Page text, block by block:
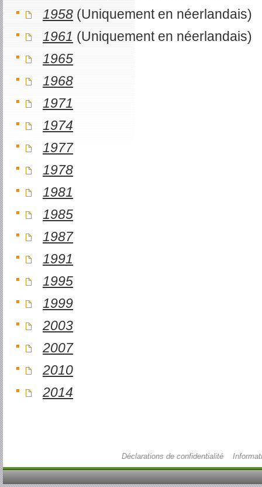
1958 (Uniquement en néerlandais)
1961 (Uniquement en néerlandais)
1965
1968
1971
1974
1977
1978
1981
1985
1987
1991
1995
1999
2003
2007
2010
2014
Déclarations de confidentialité